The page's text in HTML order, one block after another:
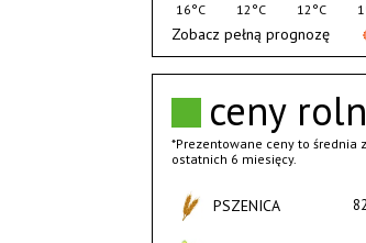
ceny
*Prezentowane ceny to średnia
ostatnich 6 miesięcy.
PSZENICA
16°C
12°C
12°C
Zobacz pełną prognozę